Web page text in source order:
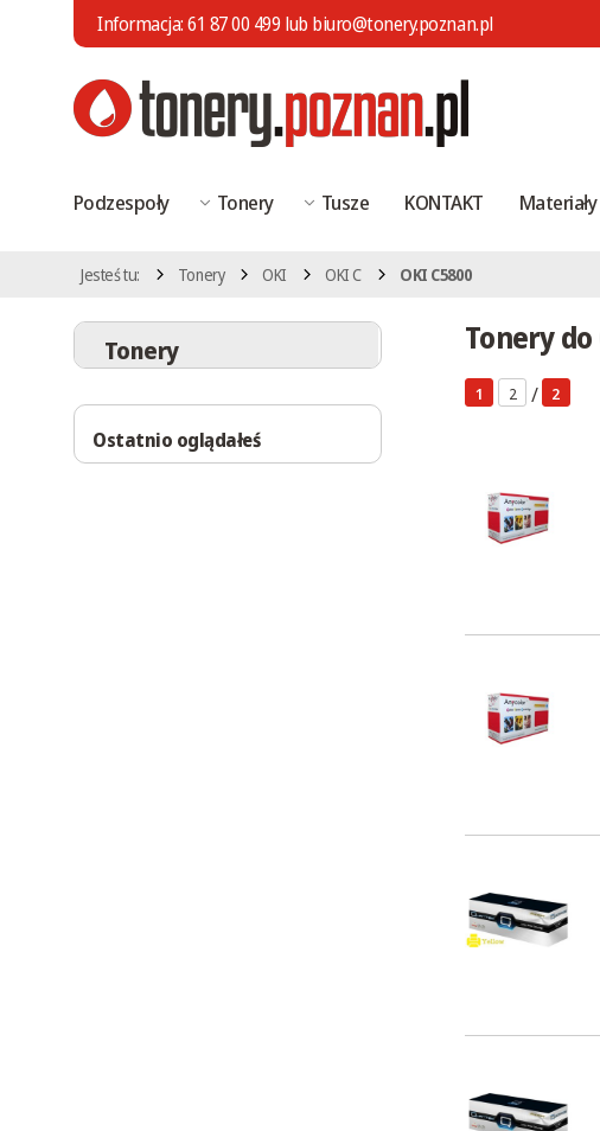
Informacja:61 87 00 499 lub biuro@tonery.poznan.pl
Podzespoły Tonery Tusze KONTAKT
Jesteś tu: Tonery OKI OKI C OKI C5800
Tonery do
1 2 / 2
Tonery
Ostatnio oglądałeś